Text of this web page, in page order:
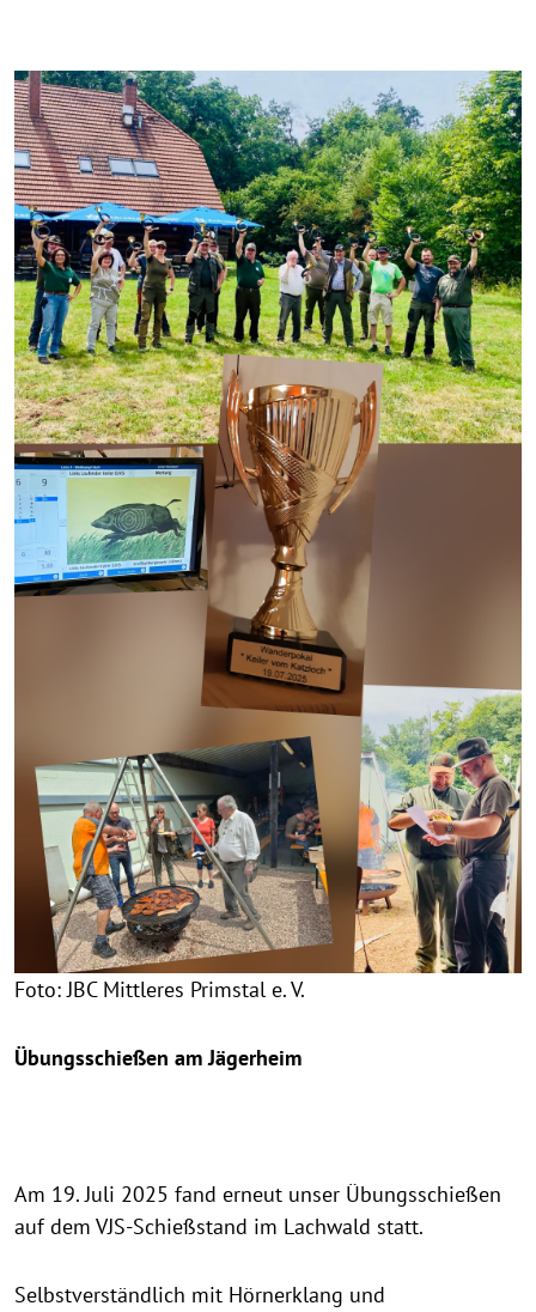
Foto: JBC Mittleres Primstal e. V.
Übungsschießen am Jägerheim
Am 19. Juli 2025 fand erneut unser Übungsschießen
auf dem VJS-Schießstand im Lachwald statt.
Selbstverständlich mit Hörnerklang und